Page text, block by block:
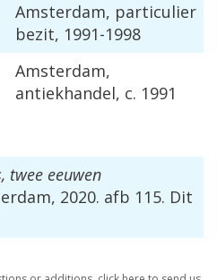
Amsterdam, particulier
bezit, 1991-1998
Amsterdam,
antiekhandel, c. 1991
, twee eeuwen
, 2020. afb 115. Dit